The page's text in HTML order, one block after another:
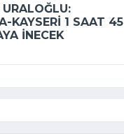
KAYSERI 1 SAAT 45
INECEK